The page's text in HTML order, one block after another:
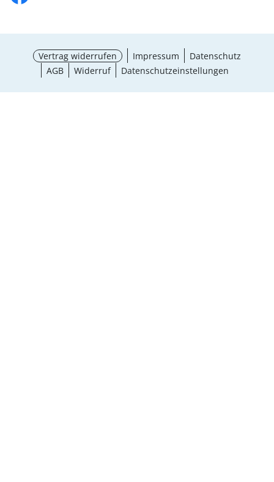
Vertrag widerrufen Impressum
Datenschutz
AGB
Widerruf Datenschutzeinstellungen